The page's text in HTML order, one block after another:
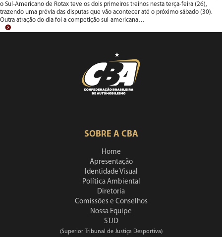
o Sul-Americano de Rotax teve os dois primeiros treinos nesta terça-feira (26),
trazendo uma prévia das disputas que vão acontecer até o próximo sábado (30).
Outra atração do dia foi a competição sul-americana…
SOBRE A CBA
Home
Apresentação
Identidade Visual
Política Ambiental
Diretoria
Comissões e Conselhos
Nossa Equipe
STJD
(Superior Tribunal de Justiça Desportiva)